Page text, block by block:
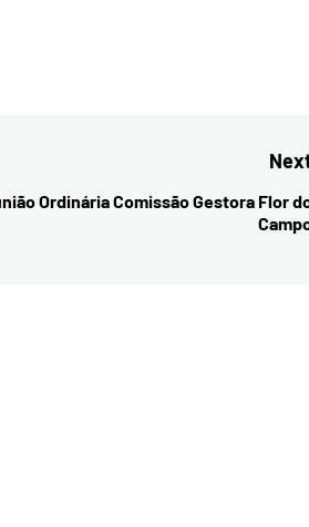
Ordinária Comissão Gestora Flor